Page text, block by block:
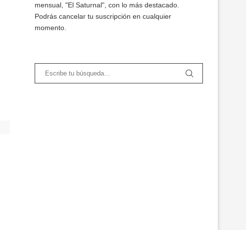
mensual, "El Saturnal", con lo más destacado.
Podrás cancelar tu suscripción en cualquier
momento.